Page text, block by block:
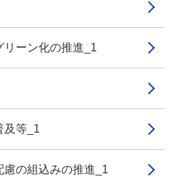
ーン化の推進_1
等_1
の組込みの推進_1